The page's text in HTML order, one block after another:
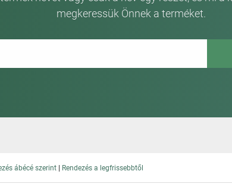
megkeressük Önnek a terméket.
ábécé szerint | Rendezés a legfrissebbtől